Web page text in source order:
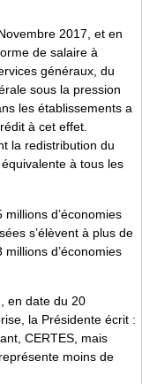
2017, et en
de salaire à
généraux, du
sous la pression
les établissements a
à cet effet.
la redistribution du
à tous les
d’économies
s’élèvent à plus de
d’économies
en date du 20
la Présidente écrit :
CERTES, mais
moins de